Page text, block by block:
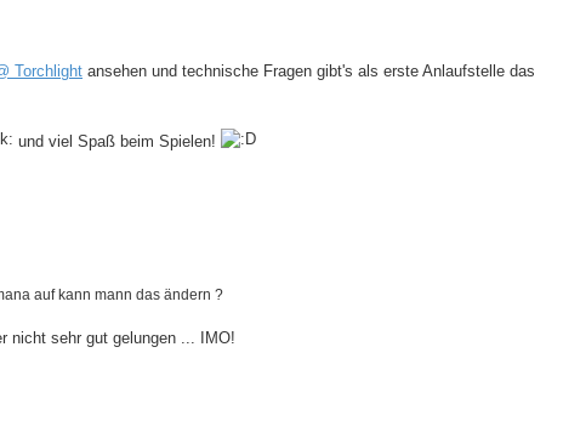
Torchlight ansehen und technische Fragen gibt's als erste Anlaufstelle das
und viel Spaß beim Spielen!
auf kann mann das ändern ?
nicht sehr gut gelungen ... IMO!